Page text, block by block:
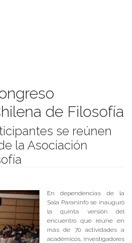
de Filosofía
se reúnen
la Asociación
En dependencias de la
Sala Paraninfo se inauguró
la quinta versión del
encuentro que reúne en
más de 70 actividades a
académicos, investigadores